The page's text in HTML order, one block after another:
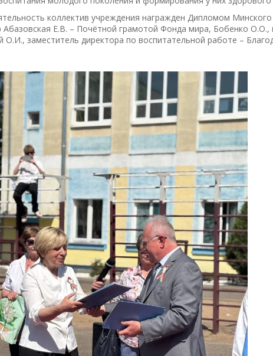
коллектив учреждения награжден Дипломом Минского
Е.В. – Почётной грамотой Фонда мира, Бобенко О.О.,
заместитель директора по воспитательной работе –